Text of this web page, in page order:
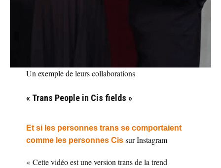
Un exemple de leurs collaborations
« Trans People in Cis fields »
Et si les personnes trans se comportaient
comme les personnes Cissur Instagram
« Cette vidéo est une version trans de la trend